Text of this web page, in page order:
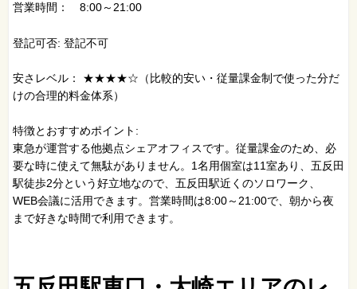
営業時間： 8:00～21:00
登記可否: 登記不可
安さレベル： ★★★★☆（比較的安い・従量課金制で使った分だ
けの合理的料金体系）
特徴とおすすめポイント:
東急が運営する他拠点シェアオフィスです。従量課金のため、必
要な時に使えて無駄がありません。1名用個室は11室あり、五反田
駅徒歩2分という好立地なので、五反田駅近くのソロワーク、
WEB会議に活用できます。営業時間は8:00～21:00で、朝から夜
まで好きな時間で利用できます。